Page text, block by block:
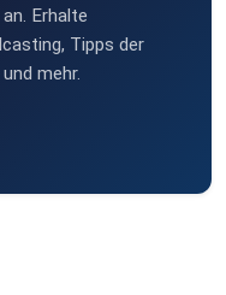
Erhalte
Tipps der
mehr.